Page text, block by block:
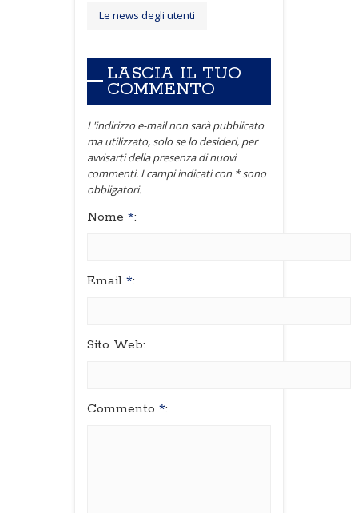
Le news degli utenti
LASCIA IL TUO
COMMENTO
L'indirizzo e-mail non sarà pubblicato
ma utilizzato, solo se lo desideri, per
avvisarti della presenza di nuovi
commenti. I campi indicati con * sono
obbligatori.
Nome *:
Email *:
Sito Web:
Commento *: